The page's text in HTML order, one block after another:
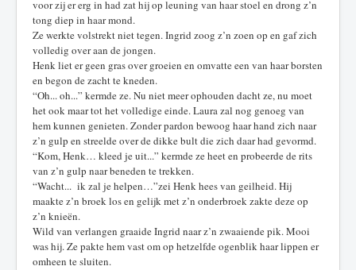
voor zij er erg in had zat hij op leuning van haar stoel en drong z’n
tong diep in haar mond.
Ze werkte volstrekt niet tegen. Ingrid zoog z’n zoen op en gaf zich
volledig over aan de jongen.
Henk liet er geen gras over groeien en omvatte een van haar borsten
en begon de zacht te kneden.
“Oh... oh...” kermde ze. Nu niet meer ophouden dacht ze, nu moet
het ook maar tot het volledige einde. Laura zal nog genoeg van
hem kunnen genieten. Zonder pardon bewoog haar hand zich naar
z’n gulp en streelde over de dikke bult die zich daar had gevormd.
“Kom, Henk… kleed je uit...” kermde ze heet en probeerde de rits
van z’n gulp naar beneden te trekken.
“Wacht... ik zal je helpen…”zei Henk hees van geilheid. Hij
maakte z’n broek los en gelijk met z’n onderbroek zakte deze op
z’n knieën.
Wild van verlangen graaide Ingrid naar z’n zwaaiende pik. Mooi
was hij. Ze pakte hem vast om op hetzelfde ogenblik haar lippen er
omheen te sluiten.